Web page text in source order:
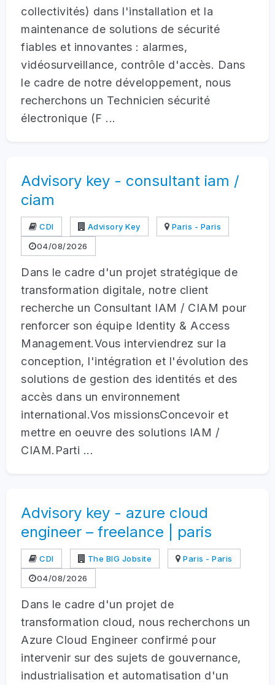
collectivités) dans l'installation et la
maintenance de solutions de sécurité
fiables et innovantes : alarmes,
vidéosurveillance, contrôle d'accès. Dans
le cadre de notre développement, nous
recherchons un Technicien sécurité
électronique (F ...
Advisory key - consultant iam /
ciam
CDI Advisory Key
Paris - Paris
04/08/2026
Dans le cadre d'un projet stratégique de
transformation digitale, notre client
recherche un Consultant IAM / CIAM pour
renforcer son équipe Identity & Access
Management.Vous interviendrez sur la
conception, l'intégration et l'évolution des
solutions de gestion des identités et des
accès dans un environnement
international.Vos missionsConcevoir et
mettre en oeuvre des solutions IAM /
CIAM.Parti ...
Advisory key - azure cloud
engineer – freelance | paris
CDI The BIG Jobsite
Paris - Paris
04/08/2026
Dans le cadre d'un projet de
transformation cloud, nous recherchons un
Azure Cloud Engineer confirmé pour
intervenir sur des sujets de gouvernance,
industrialisation et automatisation d'un